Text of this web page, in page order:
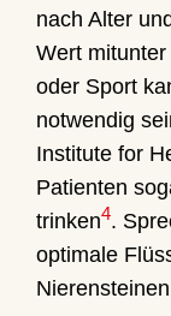
nach Alter
Wert
oder Sport
notwendig
Institute for
Patienten
trinken4.
optimale